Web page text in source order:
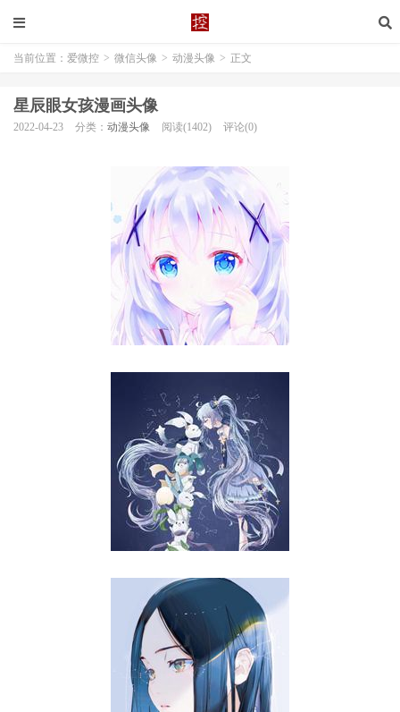
当前位置： 爱微控 > 微信头像 > 动漫头像 > 正文
星辰眼女孩漫画头像
2022-04-23 分类： 动漫头像 阅读(1402) 评论(0)